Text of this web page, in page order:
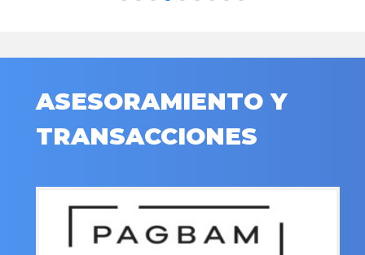
ASESORAMIENTO Y
TRANSACCIONES